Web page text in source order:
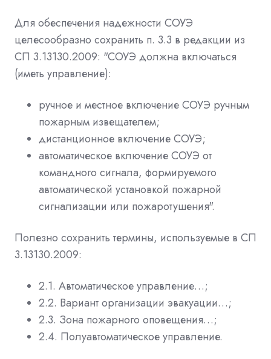
Для обеспечения надежности СОУЭ
целесообразно сохранить п. 3.3 в редакции из
СП 3.13130.2009: "СОУЭ должна включаться
(иметь управление):
ручное и местное включение СОУЭ ручным
пожарным извещателем;
дистанционное включение СОУЭ;
автоматическое включение СОУЭ от
командного сигнала, формируемого
автоматической установкой пожарной
сигнализации или пожаротушения".
Полезно сохранить термины, используемые в СП
3.13130.2009:
2.1. Автоматическое управление…;
2.2. Вариант организации эвакуации…;
2.3. Зона пожарного оповещения…;
2.4. Полуавтоматическое управление.